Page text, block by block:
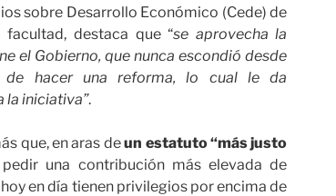
sobre Desarrollo Económico (Cede) de
destaca que “se aprovecha la
el Gobierno, que nunca escondió desde
de hacer una reforma, lo cual le da
la iniciativa”.
que, en aras deun estatuto “más justo
una contribución más elevada de
en día tienen privilegios por encima de